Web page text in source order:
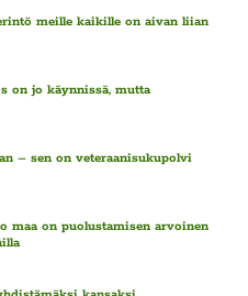
meille kaikille on aivan liian
on jo käynnissä, mutta
– sen on veteraanisukupolvi
maa on puolustamisen arvoinen